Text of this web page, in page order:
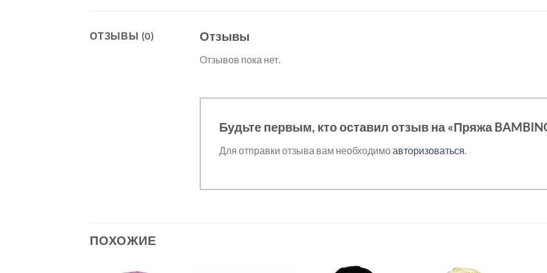
ОТЗЫВЫ (0) Отзывы
Отзывов пока нет.
Будьте первым, кто оставил отзыв на «Пряжа
Для отправки отзыва вам необходимоавторизоваться.
ПОХОЖИЕ